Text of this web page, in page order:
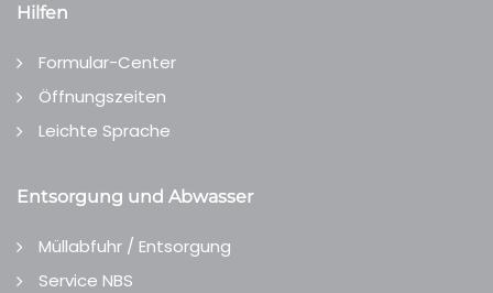
Hilfen
Formular-Center
Öffnungszeiten
Leichte Sprache
Entsorgung und Abwasser
Müllabfuhr / Entsorgung
Service NBS